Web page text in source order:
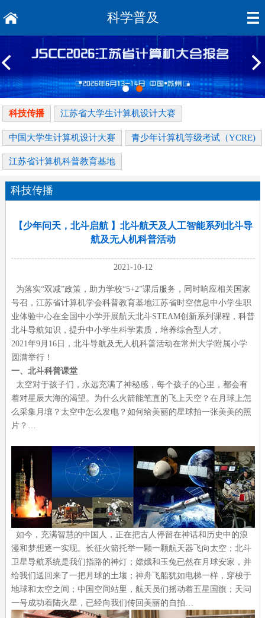
科学普及
科技传播 江苏省大学生计算机设计大赛
中国大学生计算机设计大赛 青少年计算机等级考试（YCRE)
江苏省计算机科普教育基地
科技传播
【少年问天，北斗启航 】北斗航天及人工智能系列北斗导
航及无人机科普活动
2021-10-12
为落实“双减”政策，助力学校“5+2”课后服务，同时响应相关国家
号召，江苏省计算机学会科普教育基地江苏省时空信息中小学生职
业体验中心在全国中小学开展航天北斗STEAM创新系列课程，科普
北斗导航知识，提升中小学生科学素质，培养综合型人才。
2021年9月16日，北斗导航及无人机科普活动在常州大学附属小学
圆满举行！
一、北斗科普课堂
太空对于孩子们，永远充满了神秘感，每个孩子的心里，都会有
着对星辰大海的渴望。为什么火箭能笔直的飞上天空？在月球上怎
么采集月壤？太空中怎么发电？如何给美丽的星球拍一张美美的照
片？…
如今，充满智慧的中国人，正在把古人停留在神话和历史中的浪
漫和梦想逐一实现。长征火箭托举一颗一颗航天器飞向太空；北斗
卫星导航系统是我们指路的神灯；嫦娥和玉兔已然在月球安家，并
给我们送回来了一把月球的土壤；神舟飞船犹如电梯一样，穿梭于
地球和太空之间；中国空间站里，航天员们摇动着五星国旗；天问
一号成功着陆火星，已经向我们传回美丽的自拍…